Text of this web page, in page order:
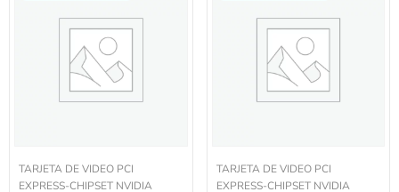
TARJETA DE VIDEO PCI
EXPRESS-CHIPSET NVIDIA
TARJETA DE VIDEO PCI
EXPRESS-CHIPSET NVIDIA